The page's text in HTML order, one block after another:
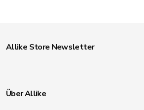
Allike Store Newsletter
Über Allike